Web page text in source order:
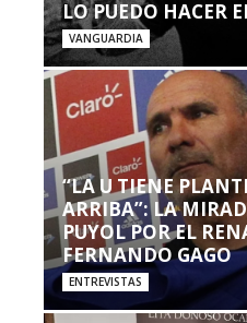
LO PUEDO HACER
VANGUARDIA
“LA U TIENE
ARRIBA”: LA
PUYOL POR EL
FERNANDO GAGO
ENTREVISTAS